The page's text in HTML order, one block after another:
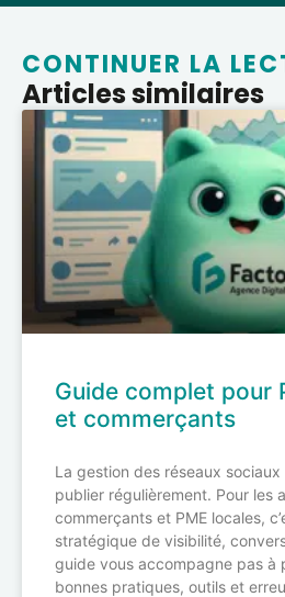
CONTINUER LA
Articles similaires
Guide complet pour
et commerçants
La gestion des réseaux
publier régulièrement. Pour les
commerçants et PME locales,
stratégique de visibilité,
guide vous accompagne pas
bonnes pratiques, outils et